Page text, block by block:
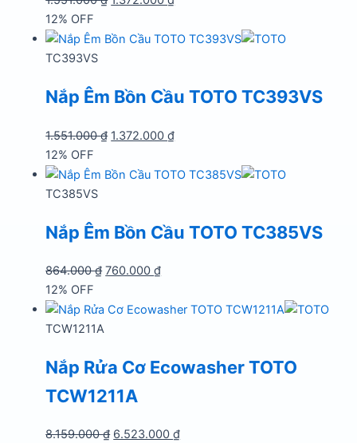
là:
tại
12% OFF
TC393VS
Nắp Êm Bồn Cầu TOTO TC393VS
1.551.000₫ Giá
là:
1.372.000₫Giá
tại
12% OFF
TC385VS
Nắp Êm Bồn Cầu TOTO TC385VS
864.000₫ Giá
là:
760.000₫Giá
tại
12% OFF
TCW1211A
Nắp Rửa Cơ Ecowasher TOTO
TCW1211A
8.159.000₫ Giá
6.523.000₫Giá